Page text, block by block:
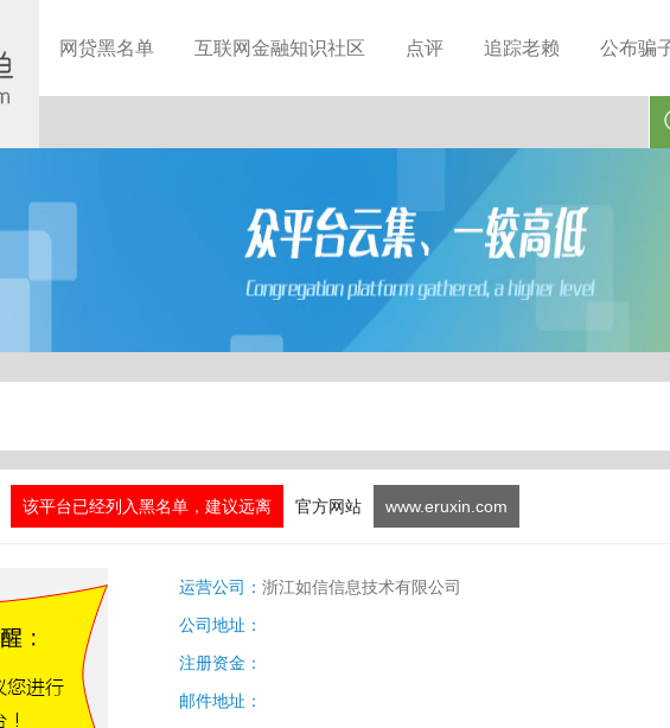
网贷黑名单 互联网金融知识社区 点评 追踪老赖 公布骗
该平台已经列入黑名单，建议远离 官方网站 www.eruxin.com
运营公司： 浙江如信信息技术有限公司
公司地址：
注册资金：
邮件地址：